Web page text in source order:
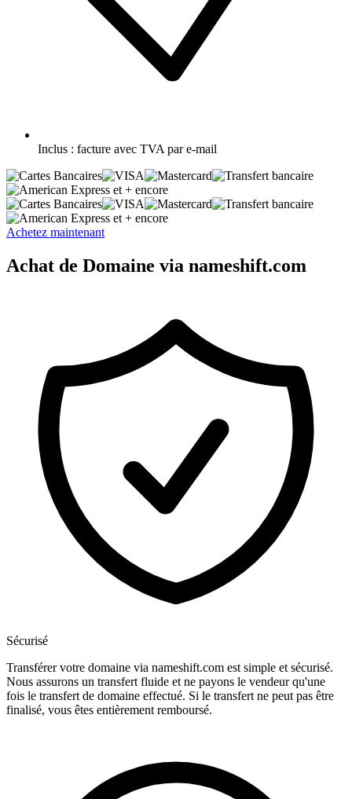
Inclus : facture avec TVA par e-mail
et + encore
et + encore
Achetez maintenant
Achat de Domaine via nameshift.com
Sécurisé
Transférer votre domaine via nameshift.com est simple et sécurisé.
Nous assurons un transfert fluide et ne payons le vendeur qu'une
fois le transfert de domaine effectué. Si le transfert ne peut pas être
finalisé, vous êtes entièrement remboursé.